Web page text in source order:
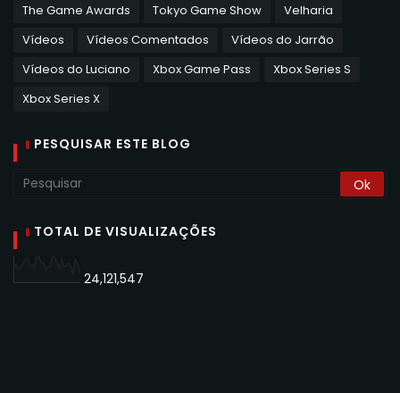
The Game Awards
Tokyo Game Show
Velharia
Vídeos
Vídeos Comentados
Vídeos do Jarrão
Vídeos do Luciano
Xbox Game Pass
Xbox Series S
Xbox Series X
PESQUISAR ESTE BLOG
TOTAL DE VISUALIZAÇÕES
24,121,547